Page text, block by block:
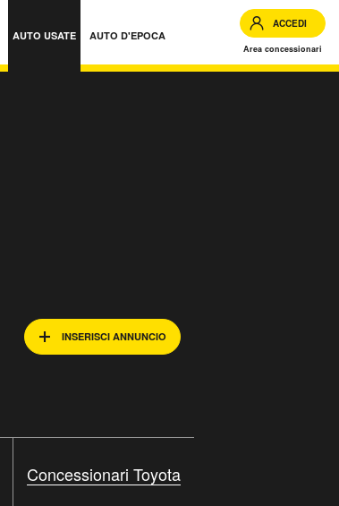
AUTO USATE AUTO D'EPOCA
ACCEDI
Area concessionari
INSERISCI ANNUNCIO
Concessionari Toyota